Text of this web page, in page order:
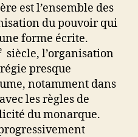
est l’ensemble des
du pouvoir qui
forme écrite.
siècle, l’organisation
presque
notamment dans
les règles de
du monarque.